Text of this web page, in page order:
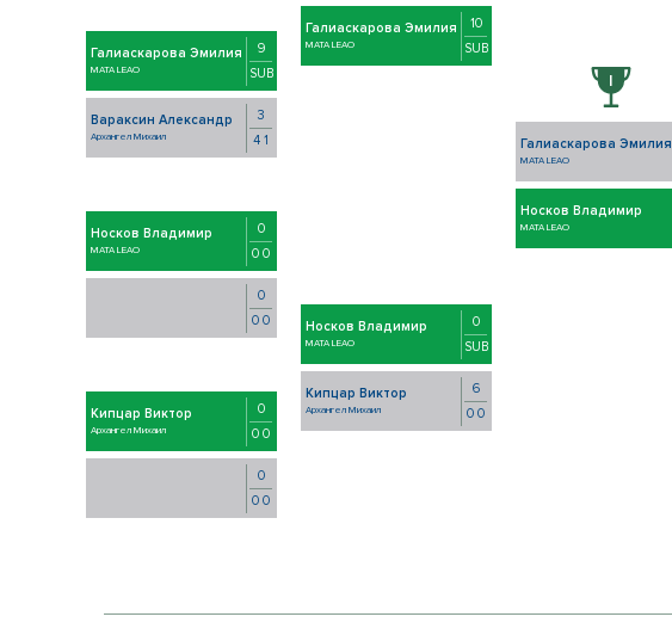
Галиаскарова Эмилия
MATA LEAO
9
SUB
Вараксин Александр
Архангел Михаил
3
4 1
Носков Владимир
MATA LEAO
0
0 0
0
0 0
Кипцар Виктор
Архангел Михаил
0
0 0
0
0 0
Галиаскарова Эмилия
MATA LEAO
10
SUB
Носков Владимир
MATA LEAO
0
SUB
Кипцар Виктор
Архангел Михаил
6
0 0
Галиаскарова Эмилия
MATA LEAO
Носков Владимир
MATA LEAO